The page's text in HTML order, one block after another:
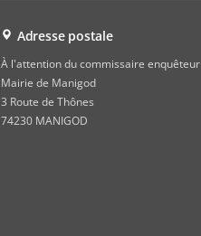
Adresse postale
À l'attention du commissaire enquêteur
Mairie de Manigod
3 Route de Thônes
74230 MANIGOD